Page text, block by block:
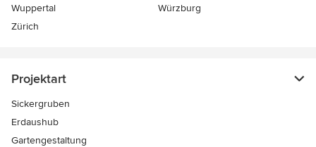
Wuppertal
Würzburg
Zürich
Projektart
Sickergruben
Erdaushub
Gartengestaltung